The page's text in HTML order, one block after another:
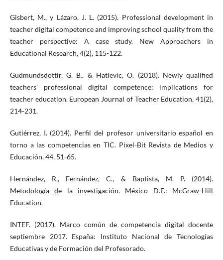
Gisbert, M., y Lázaro, J. L. (2015). Professional development in
teacher digital competence and improving school quality from the
teacher perspective: A case study. New Approachers in
Educational Research, 4(2), 115-122.
Gudmundsdottir, G. B., & Hatlevic, O. (2018). Newly qualified
teachers’ professional digital competence: implications for
teacher education. European Journal of Teacher Education, 41(2),
214-231.
Gutiérrez, I. (2014). Perfil del profesor universitario español en
torno a las competencias en TIC. Pixel-Bit Revista de Medios y
Educación, 44, 51-65.
Hernández, R., Fernández, C., & Baptista, M. P. (2014).
Metodología de la investigación. México D.F.: McGraw-Hill
Education.
INTEF. (2017). Marco común de competencia digital docente
septiembre 2017. España: Instituto Nacional de Tecnologías
Educativas y de Formación del Profesorado.